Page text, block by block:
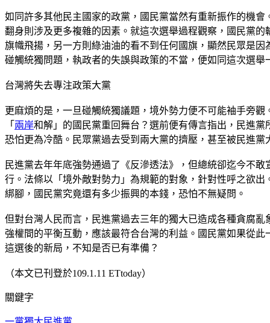
如同許多其他民主國家的政黨，國民黨當然有重新振作的機
翻身則涉及更多複雜的因素。就這次選舉過程觀察，國民黨
旗幟飛揚，另一方則綠油油的看不到任何國旗，顯然民眾是
碰觸統獨問題，執政者的失誤與政策的不當，便如同這次選舉
台灣將失去專注政策大黨
更麻煩的是，一旦碰觸統獨議題，境外勢力便不可能袖手旁
「 兩岸和解」的國民黨重回舞台？選前便有傳言指出，民進
恐怕更為冷酷。民眾黨過去受到兩大黨的擠壓，甚至被民進
民進黨去年年底強勢通過了《反滲透法》，但總統卻迄今不
行。法條以「境外敵對勢力」為規範的對象，針對性呼之欲
綁腳，國民黨究竟還有多少振興的本錢，恐怕不無疑問。
但對台灣人民而言，民進黨過去三年的獨大已造成各種貪腐
強權間的平衡互動，應該最符合台灣的利益。國民黨如果從
這選後的新局，不知是否已有準備？
（本文已刊登於109.1.11 ETtoday）
關鍵字